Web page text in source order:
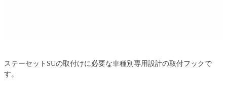
ステーセットSUの取付けに必要な車種別専用設計の取付フックで
す。